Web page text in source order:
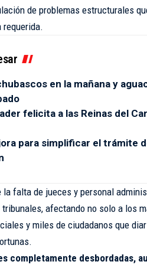
de problemas estructurales
en la mañana y
felicita a las Reinas del
para simplificar el trámite
la falta de jueces y personal
afectando no solo a los
y miles de ciudadanos que
completamente desbordadas,